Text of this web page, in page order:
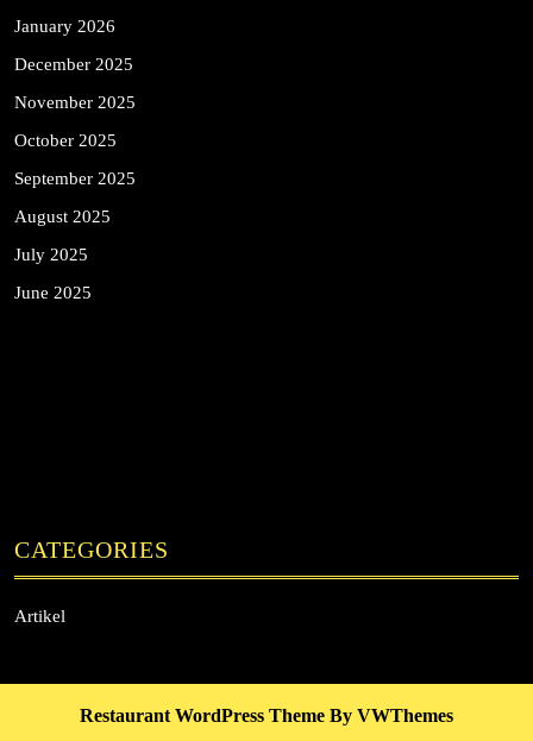
January 2026
December 2025
November 2025
October 2025
September 2025
August 2025
July 2025
June 2025
CATEGORIES
Artikel
Restaurant WordPress Theme By VWThemes